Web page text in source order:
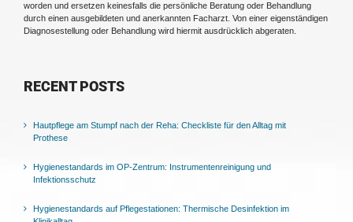
worden und ersetzen keinesfalls die persönliche Beratung oder Behandlung
durch einen ausgebildeten und anerkannten Facharzt. Von einer eigenständigen
Diagnosestellung oder Behandlung wird hiermit ausdrücklich abgeraten.
RECENT POSTS
Hautpflege am Stumpf nach der Reha: Checkliste für den Alltag mit
Prothese
Hygienestandards im OP-Zentrum: Instrumentenreinigung und
Infektionsschutz
Hygienestandards auf Pflegestationen: Thermische Desinfektion im